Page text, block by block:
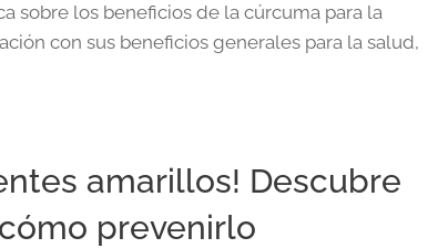
sobre los beneficios de la cúrcuma para la
con sus beneficios generales para la salud,
amarillos! Descubre
prevenirlo